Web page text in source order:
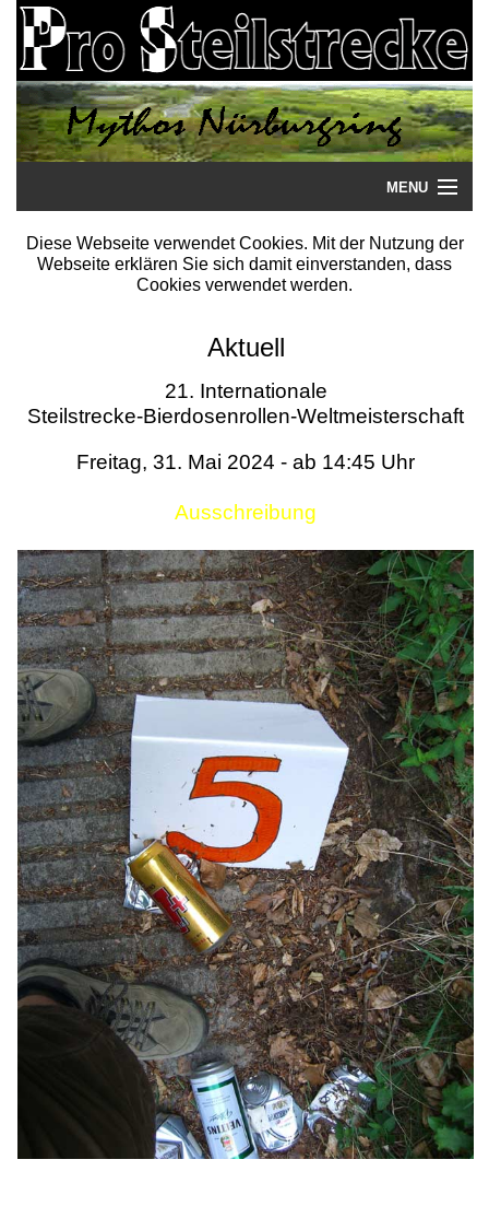
MENU
Startseite
Literatur
Termine
Diese Webseite verwendet Cookies. Mit der Nutzung der
Webseite erklären Sie sich damit einverstanden, dass
Cookies verwendet werden.
Aktuell
21. Internationale
Steilstrecke-Bierdosenrollen-Weltmeisterschaft
Freitag, 31. Mai 2024 - ab 14:45 Uhr
Ausschreibung